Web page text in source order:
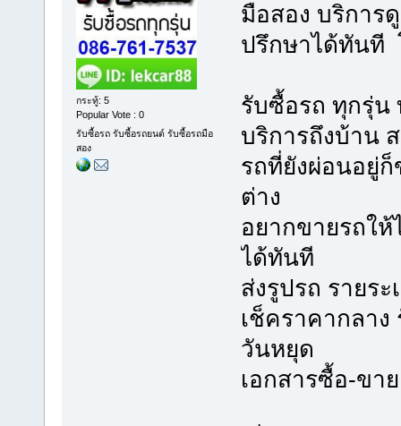
กระทู้: 5
Popular Vote : 0
รับซื้อรถ รับซื้อรถยนต์ รับซื้อรถมือ
สอง
มือสอง บริการ
ปรึกษาได้ทันที
รับซื้อรถ ทุกรุ่น
บริการถึงบ้าน
รถที่ยังผ่อนอยู่
ต่าง
อยากขายรถใ
ได้ทันที
ส่งรูปรถ รายร
เช็คราคากลา
วันหยุด
เอกสารซื้อ-ขา